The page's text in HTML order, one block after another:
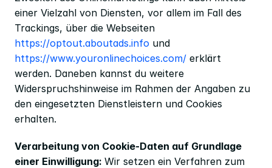
einer Vielzahl von Diensten, vor allem im Fall des
https://optout.aboutads.info
https://www.youronlinechoices.com/ erklärt
werden. Daneben kannst du weitere
Widerspruchshinweise im Rahmen der Angaben zu
den eingesetzten Dienstleistern und Cookies
erhalten.
Verarbeitung von Cookie-Daten auf Grundlage
einer Einwilligung: Wir setzen ein Verfahren zum